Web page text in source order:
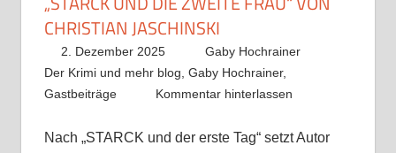
CHRISTIAN JASCHINSKI
2. Dezember 2025
Gaby Hochrainer
Der Krimi und mehr blog Gaby Hochrainer,
Gastbeiträge
Kommentar hinterlassen
Nach „STARCK und der erste Tag“ setzt Autor